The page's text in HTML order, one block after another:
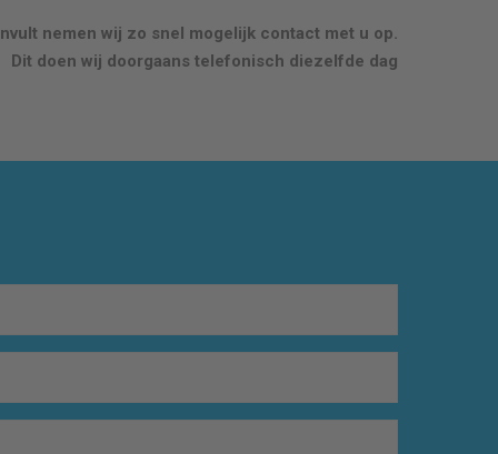
nemen wij zo snel mogelijk contact met u op.
Dit doen wij doorgaans telefonisch diezelfde dag